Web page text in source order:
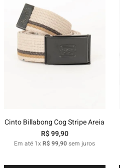
Cinto Billabong Cog Stripe Areia
R$99,90
Em até 1xR$99,90sem juros